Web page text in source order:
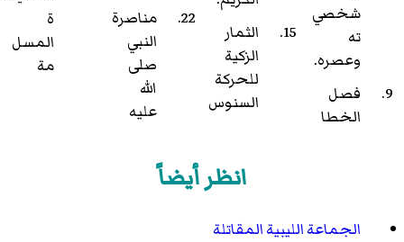
شخصي
ته
وعصره.
فصل
الخطا
الثمار
الزكية
للحركة
السنوس
مناصرة
النبي
صلى
الله
عليه
ة
المسل
مة
انظر أيضاً
الجماعة الليبية المقاتلة